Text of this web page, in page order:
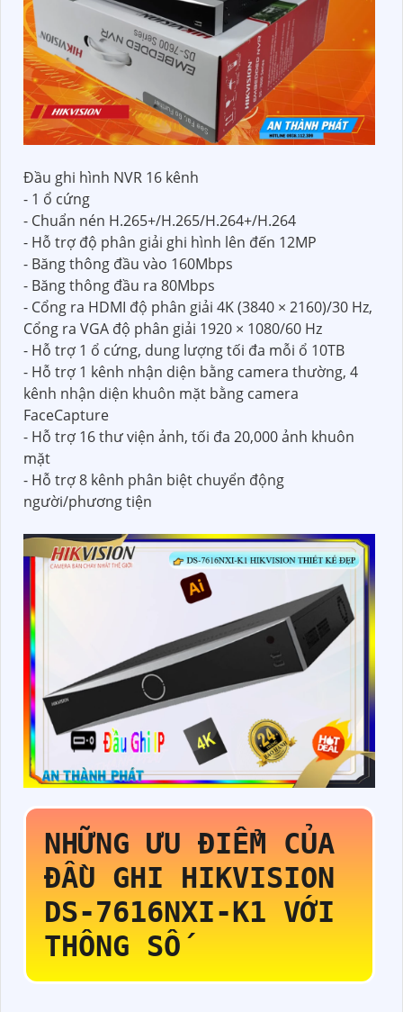
Đầu ghi hình NVR 16 kênh
- 1 ổ cứng
- Chuẩn nén H.265+/H.265/H.264+/H.264
- Hỗ trợ độ phân giải ghi hình lên đến 12MP
- Băng thông đầu vào 160Mbps
- Băng thông đầu ra 80Mbps
- Cổng ra HDMI độ phân giải 4K (3840 × 2160)/30 Hz,
Cổng ra VGA độ phân giải 1920 × 1080/60 Hz
- Hỗ trợ 1 ổ cứng, dung lượng tối đa mỗi ổ 10TB
- Hỗ trợ 1 kênh nhận diện bằng camera thường, 4
kênh nhận diện khuôn mặt bằng camera
FaceCapture
- Hỗ trợ 16 thư viện ảnh, tối đa 20,000 ảnh khuôn
mặt
- Hỗ trợ 8 kênh phân biệt chuyển động
người/phương tiện
NHỮNG ƯU ĐIỂM CỦA
ĐẦU GHI HIKVISION
DS-7616NXI-K1 VỚI
THÔNG SỐ